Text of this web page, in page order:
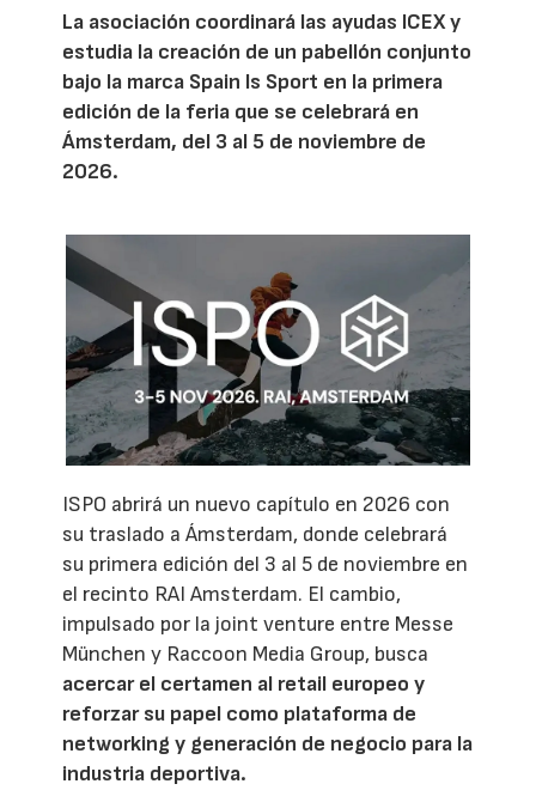
La asociación coordinará las ayudas ICEX y
estudia la creación de un pabellón conjunto
bajo la marca Spain Is Sport en la primera
edición de la feria que se celebrará en
Ámsterdam, del 3 al 5 de noviembre de
2026.
ISPO abrirá un nuevo capítulo en 2026 con
su traslado a Ámsterdam, donde celebrará
su primera edición del 3 al 5 de noviembre en
el recinto RAI Amsterdam. El cambio,
impulsado por la joint venture entre Messe
München y Raccoon Media Group, busca
acercar el certamen al retail europeo y
reforzar su papel como plataforma de
networking y generación de negocio para la
industria deportiva.